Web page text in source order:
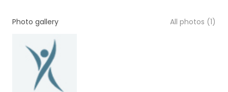
Photo gallery All photos (1)